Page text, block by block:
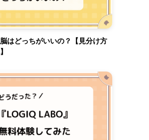
はどっちがいいの？【見分け方